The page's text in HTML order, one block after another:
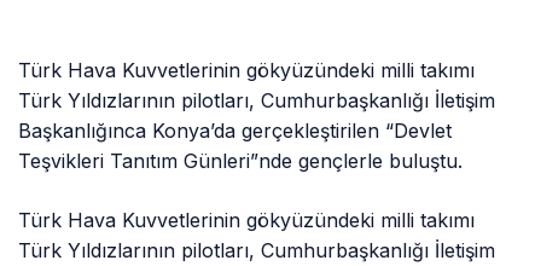
Türk Hava Kuvvetlerinin gökyüzündeki milli takımı
Türk Yıldızlarının pilotları, Cumhurbaşkanlığı İletişim
Başkanlığınca Konya’da gerçekleştirilen “Devlet
Teşvikleri Tanıtım Günleri”nde gençlerle buluştu.
Türk Hava Kuvvetlerinin gökyüzündeki milli takımı
Türk Yıldızlarının pilotları, Cumhurbaşkanlığı İletişim